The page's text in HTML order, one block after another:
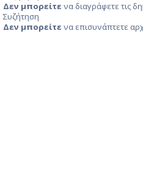
Δεν μπορείτε να διαγράφετε τις
Συζήτηση
Δεν μπορείτε να επισυνάπτετε